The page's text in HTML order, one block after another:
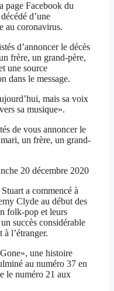
page Facebook du
d’une
au coronavirus.
d’annoncer le décès
frère, un grand-père,
une source
dans le message.
mais sa voix
sa musique».
de vous annoncer le
un frère, un grand-
20 décembre 2020
a commencé à
Clyde au début des
folk-pop et leurs
succès considérable
l’étranger.
une histoire
au numéro 37 en
le numéro 21 aux